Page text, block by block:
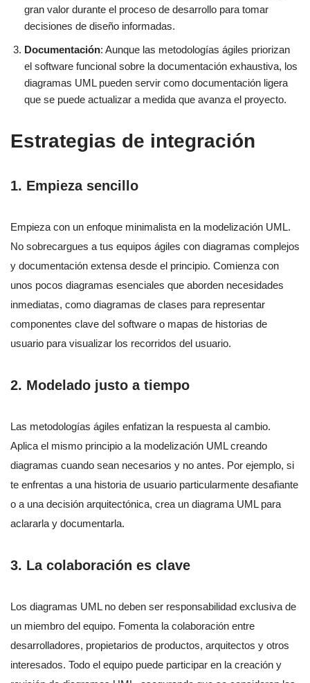
gran valor durante el proceso de desarrollo para tomar
decisiones de diseño informadas.
Documentación: Aunque las metodologías ágiles priorizan
el software funcional sobre la documentación exhaustiva, los
diagramas UML pueden servir como documentación ligera
que se puede actualizar a medida que avanza el proyecto.
Estrategias de integración
1. Empieza sencillo
Empieza con un enfoque minimalista en la modelización UML.
No sobrecargues a tus equipos ágiles con diagramas complejos
y documentación extensa desde el principio. Comienza con
unos pocos diagramas esenciales que aborden necesidades
inmediatas, como diagramas de clases para representar
componentes clave del software o mapas de historias de
usuario para visualizar los recorridos del usuario.
2. Modelado justo a tiempo
Las metodologías ágiles enfatizan la respuesta al cambio.
Aplica el mismo principio a la modelización UML creando
diagramas cuando sean necesarios y no antes. Por ejemplo, si
te enfrentas a una historia de usuario particularmente desafiante
o a una decisión arquitectónica, crea un diagrama UML para
aclararla y documentarla.
3. La colaboración es clave
Los diagramas UML no deben ser responsabilidad exclusiva de
un miembro del equipo. Fomenta la colaboración entre
desarrolladores, propietarios de productos, arquitectos y otros
interesados. Todo el equipo puede participar en la creación y